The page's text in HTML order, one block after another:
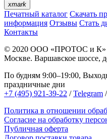
xmark
Печатный каталог Скачать
информация Отзывы Стать
Контакты
© 2020 ООО «ПРОТОС и К»
Москве. Варшавское шоссе,
По будням 9:00–19:00,
праздничные дни
+7 (495) 921-39-22 /Telegram /
Политика в отношении
Согласие на обработку
Публичная оферта